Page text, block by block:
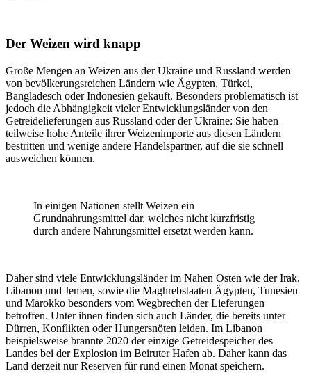
Der Weizen wird knapp
Große Mengen an Weizen aus der Ukraine und Russland werden
von bevölkerungsreichen Ländern wie Ägypten, Türkei,
Bangladesch oder Indonesien gekauft. Besonders problematisch ist
jedoch die Abhängigkeit vieler Entwicklungsländer von den
Getreidelieferungen aus Russland oder der Ukraine: Sie haben
teilweise hohe Anteile ihrer Weizenimporte aus diesen Ländern
bestritten und wenige andere Handelspartner, auf die sie schnell
ausweichen können.
In einigen Nationen stellt Weizen ein
Grundnahrungsmittel dar, welches nicht kurzfristig
durch andere Nahrungsmittel ersetzt werden kann.
Daher sind viele Entwicklungsländer im Nahen Osten wie der Irak,
Libanon und Jemen, sowie die Maghrebstaaten Ägypten, Tunesien
und Marokko besonders vom Wegbrechen der Lieferungen
betroffen. Unter ihnen finden sich auch Länder, die bereits unter
Dürren, Konflikten oder Hungersnöten leiden. Im Libanon
beispielsweise brannte 2020 der einzige Getreidespeicher des
Landes bei der Explosion im Beiruter Hafen ab. Daher kann das
Land derzeit nur Reserven für rund einen Monat speichern.